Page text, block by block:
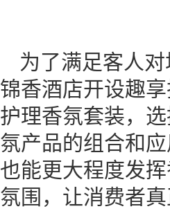
为了满足客人
锦香酒店开设趣
护理香氛套装，
氛产品的组合和
也能更大程度发
氛围，让消费者